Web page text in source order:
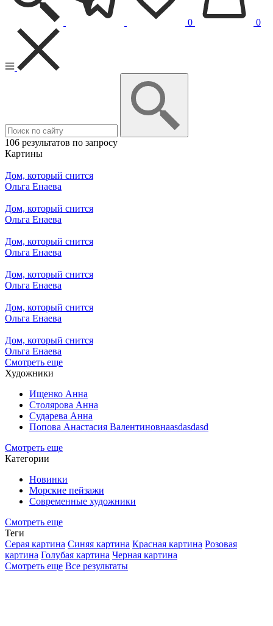
0 0
106 результатов по запросу
Картины
Дом, который снится
Ольга Енаева
Дом, который снится
Ольга Енаева
Дом, который снится
Ольга Енаева
Дом, который снится
Ольга Енаева
Дом, который снится
Ольга Енаева
Дом, который снится
Ольга Енаева
Смотреть еще
Художники
Ищенко Анна
Столярова Анна
Сударева Анна
Попова Анастасия Валентиновнаasdasdasd
Смотреть еще
Категории
Новинки
Морские пейзажи
Современные художники
Смотреть еще
Теги
Серая картина Синяя картина Красная картина Розовая
картина Голубая картина Черная картина
Смотреть еще Все результаты